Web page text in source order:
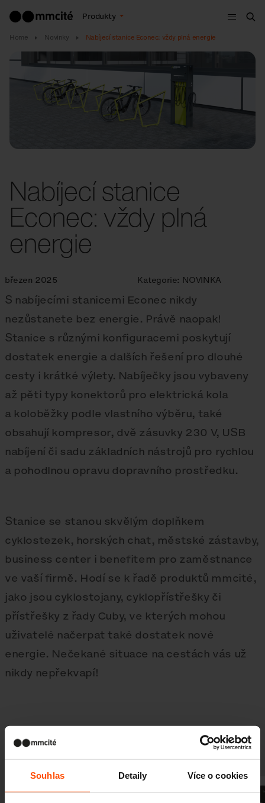
Souhlas Detaily Více o cookies
Produkty
Menu
Home Novinky Nabíjecí stanice Econec: vždy plná energie
Nabíjecí stanice
Econec: vždy plná
energie
březen 2025 Kategorie: NOVINKA
S nabíjecími stanicemi Econec nikdy
nezůstanete bez energie. Právě naopak!
Stanice s různými konfiguracemi poskytují
dostatek energie a dalších řešení pro dlouhé
cesty i krátké výlety. Nabíječky jsou vybaveny
až pěti typy konektorů pro elektrická kola
a koloběžky podle vlastního výběru, také
obsahují kompresor, dvě zásuvky 230 V, USB
nabíjení či sadu základních nástrojů pro rychlou
a pohodlnou opravu dopravního prostředku.
Stanice se stanou skvělým doplňkem
cyklostezek, horských chat, městské zástavby,
business center i benefitem pro zaměstnance
ve vaší firmě. Hodí se k řadě produktů mmcité,
jako jsou cyklostojany, cyklopřístřešky či
přístřešky z řady Cuby, ve kterých mohou
uživatelé načerpat také dostatek nové
energie. Nečekané situace na cestách vás už
nikdy nepřekvapí!
Galerie